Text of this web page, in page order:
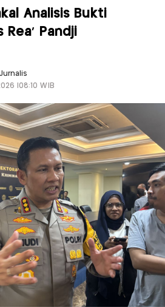
Analisis Bukti
Rea’ Pandji
|08:10 WIB